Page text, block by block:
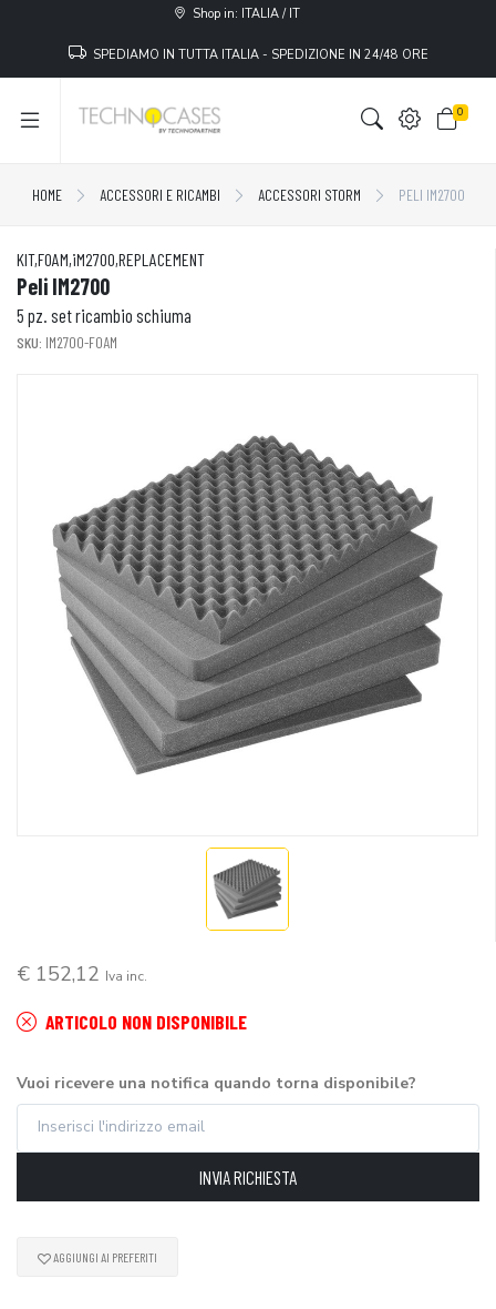
Shop in: ITALIA / IT
SPEDIAMO IN TUTTA ITALIA - SPEDIZIONE IN 24/48 ORE
0
HOME ACCESSORI E RICAMBI ACCESSORI STORM PELI IM2700
KIT,FOAM,iM2700,REPLACEMENT
Peli IM2700
5 pz. set ricambio schiuma
SKU: IM2700-FOAM
€ 152,12 Iva inc.
ARTICOLO NON DISPONIBILE
Vuoi ricevere una notifica quando torna disponibile?
INVIA RICHIESTA
AGGIUNGI AI PREFERITI